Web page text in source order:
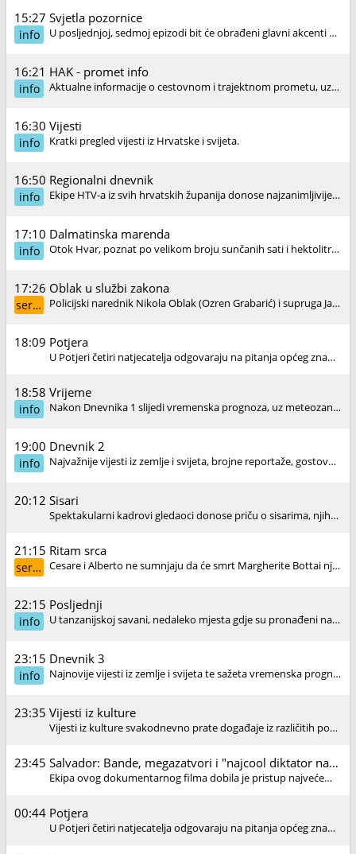
15:27
info
Svjetla pozornice
U posljednjoj, sedmoj epizodi bit će obrađeni glavni akcenti popularne kulturu od početka novog tisućljeća do danas.
16:21
info
HAK - promet info
Aktualne informacije o cestovnom i trajektnom prometu, uz javljanja iz Hrvatskog autokluba.
16:30
info
Vijesti
Kratki pregled vijesti iz Hrvatske i svijeta.
16:50
info
Regionalni dnevnik
Ekipe HTV-a iz svih hrvatskih županija donose najzanimljivije aktualne događaje i priče iz cijele zemlje, a tu je i detaljna regionalna vremenska prognoza.
17:10
info
Dalmatinska marenda
Otok Hvar, poznat po velikom broju sunčanih sati i hektolitrima vrhunskog vina i maslinovoga ulja, idilično je mjesto za kušati dalmatinsku marendu.
17:26
serija
Oblak u službi zakona
Policijski narednik Nikola Oblak (Ozren Grabarić) i supruga Jagoda (Dijana Vidušin) žive svoj dinamičan obiteljski život uz sinove Brunu (Toma Medvešek) i Ratka (Borna Fadljević).
18:09 Potjera
U Potjeri četiri natjecatelja odgovaraju na pitanja općeg znanja i pritom grade taktiku koja ih može dovesti do finalnog kruga. No na putu im stoji Lovac.
18:58
info
Vrijeme
Nakon Dnevnika 1 slijedi vremenska prognoza, uz meteozanimljivosti i upozorenja na opasne vremenske pojave, a uoči Dnevnika 2 sažeta tjedna prognoza.
19:00
info
Dnevnik 2
Najvažnije vijesti iz zemlje i svijeta, brojne reportaže, gostovanja istaknutih stručnjaka i komentatora u Dnevniku 2, u najgledanijoj informativnoj emisiji HTV-a.
20:12 Sisari
Spektakularni kadrovi gledaoci donose priču o sisarima, njihovim navikama i obrascima ponašanja koji su karakteristični za određene vrste.
21:15
serija
Ritam srca
Cesare i Alberto ne sumnjaju da će smrt Margherite Bottai njihovi protivnici iskoristiti za izbacivanje primarijusa. Iako nije počinila nikakvu pogrešku, Delia se osjeća odgovornom.
22:15
info
Posljednji
U tanzanijskoj savani, nedaleko mjesta gdje su pronađeni najstariji ostaci roda Homo, nekoliko družina plemena Hadza još uvijek živi onim načinom života kojim je ljudska vrsta živjela kroz cijelu.
23:15
info
Dnevnik 3
Najnovije vijesti iz zemlje i svijeta te sažeta vremenska prognoza za sljedeći dan.
23:35 Vijesti iz kulture
Vijesti iz kulture svakodnevno prate događaje iz različitih područja kulture i umjetnosti.
23:45 Salvador: Bande, megazatvori i "najcool diktator na svijetu"
Ekipa ovog dokumentarnog filma dobila je pristup najvećem i najsurovijem zatvoru u Salvadoru. Ovdje je iza rešetaka 15.000 zatvorenika, a većina njih nikad neće izaći živa.
00:44 Potjera
U Potjeri četiri natjecatelja odgovaraju na pitanja općeg znanja i pritom grade taktiku koja ih može dovesti do finalnog kruga. No na putu im stoji Lovac.